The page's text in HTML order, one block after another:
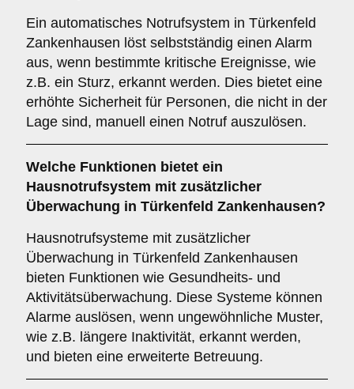
Ein automatisches Notrufsystem in Türkenfeld
Zankenhausen löst selbstständig einen Alarm
aus, wenn bestimmte kritische Ereignisse, wie
z.B. ein Sturz, erkannt werden. Dies bietet eine
erhöhte Sicherheit für Personen, die nicht in der
Lage sind, manuell einen Notruf auszulösen.
Welche Funktionen bietet ein
Hausnotrufsystem mit zusätzlicher
Überwachung in Türkenfeld Zankenhausen?
Hausnotrufsysteme mit zusätzlicher
Überwachung in Türkenfeld Zankenhausen
bieten Funktionen wie Gesundheits- und
Aktivitätsüberwachung. Diese Systeme können
Alarme auslösen, wenn ungewöhnliche Muster,
wie z.B. längere Inaktivität, erkannt werden,
und bieten eine erweiterte Betreuung.